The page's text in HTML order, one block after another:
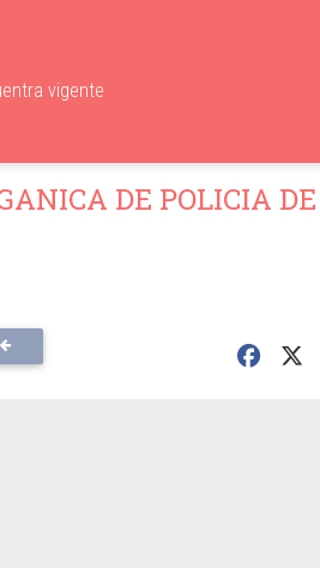
vigente
DE POLICIA DE